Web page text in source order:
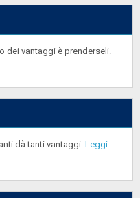
dei vantaggi è prenderseli.
dà tanti vantaggi. Leggi